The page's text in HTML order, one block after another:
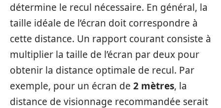
détermine le recul nécessaire. En général, la
taille idéale de l’écran doit correspondre à
cette distance. Un rapport courant consiste à
multiplier la taille de l’écran par deux pour
obtenir la distance optimale de recul. Par
exemple, pour un écran de 2 mètres, la
distance de visionnage recommandée serait